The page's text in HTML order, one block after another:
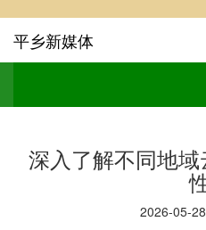
平乡新媒体
深入了解不同地
2026-05-